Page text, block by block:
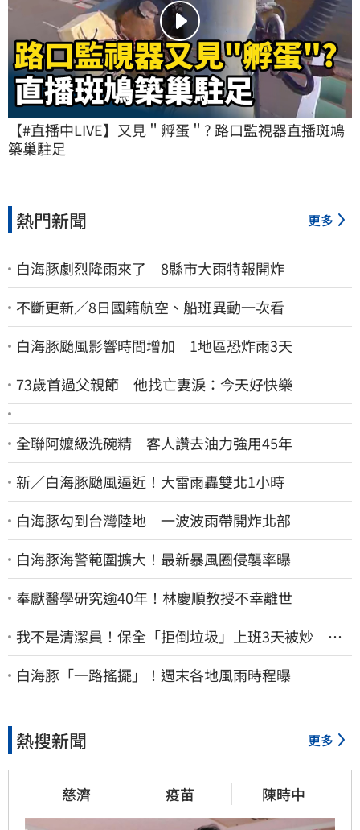
【#直播中LIVE】又見＂孵蛋＂? 路口監視器直播斑鳩
築巢駐足
熱門新聞 更多
白海豚劇烈降雨來了 8縣市大雨特報開炸
不斷更新／8日國籍航空、船班異動一次看
白海豚颱風影響時間增加 1地區恐炸雨3天
73歲首過父親節 他找亡妻淚：今天好快樂
全聯阿嬤級洗碗精 客人讚去油力強用45年
新／白海豚颱風逼近！大雷雨轟雙北1小時
白海豚勾到台灣陸地 一波波雨帶開炸北部
白海豚海警範圍擴大！最新暴風圈侵襲率曝
奉獻醫學研究逾40年！林慶順教授不幸離世
我不是清潔員！保全「拒倒垃圾」上班3天被炒 找
法院討公道結果出爐
白海豚「一路搖擺」！週末各地風雨時程曝
熱搜新聞 更多
慈濟 疫苗 陳時中